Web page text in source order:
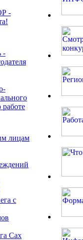
-
-
лицам
с
Сах